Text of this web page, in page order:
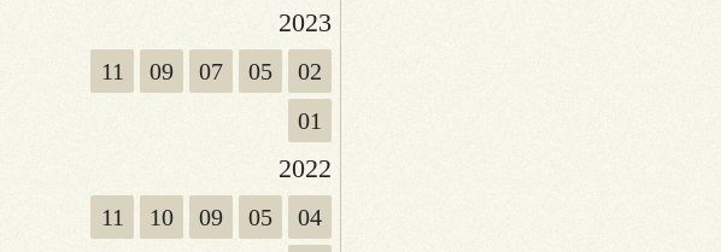
2023
11 09 07 05
02
01
2022
11 10 09 05
04